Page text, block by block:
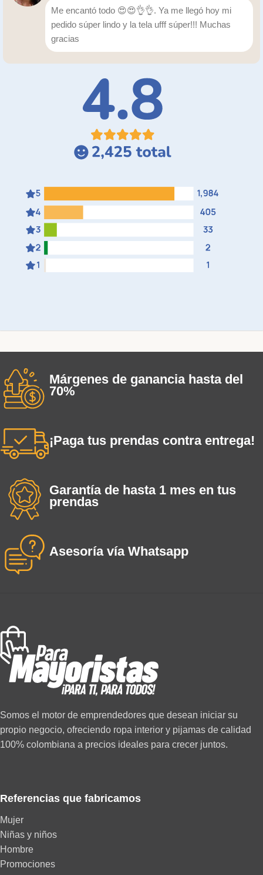
Me encantó todo 😍😍👌👌. Ya me llegó hoy mi
pedido súper lindo y la tela ufff súper!!! Muchas
gracias
Márgenes de ganancia hasta del
70%
¡Paga tus prendas contra entrega!
Garantía de hasta 1 mes en tus
prendas
Asesoría vía Whatsapp
Somos el motor de emprendedores que desean iniciar su
propio negocio, ofreciendo ropa interior y pijamas de calidad
100% colombiana a precios ideales para crecer juntos.
Referencias que fabricamos
Mujer
Niñas y niños
Hombre
Promociones